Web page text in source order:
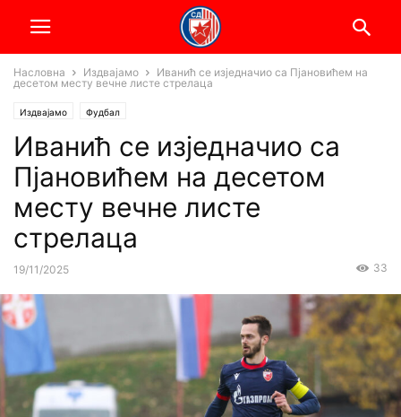
Насловна Издвајамо
Иванић се изједначио са Пјановићем на
десетом месту вечне листе стрелаца
Издвајамо Фудбал
Иванић се изједначио са
Пјановићем на десетом
месту вечне листе
стрелаца
19/11/2025 33